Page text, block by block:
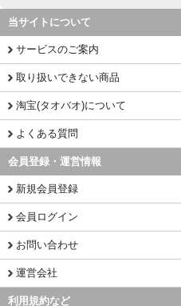
当サイトについて
サービスのご案内
取り扱いできない商品
淘宝(タオバオ)について
よくある質問
会員登録・運営情報
新規会員登録
会員ログイン
お問い合わせ
運営会社
利用規約など